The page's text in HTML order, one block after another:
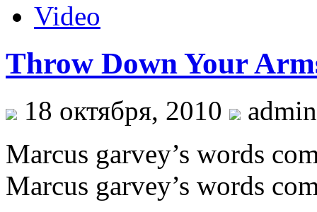
Video
Throw Down Your
18 октября, 2010
admin
Marcus garvey’s words
Marcus garvey’s words